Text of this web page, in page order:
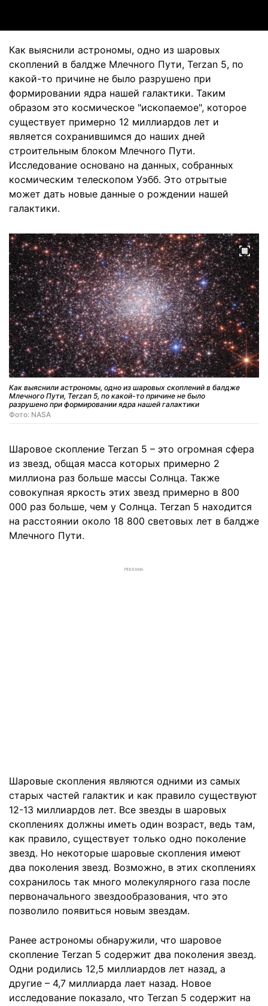
Как выяснили астрономы, одно из шаровых
скоплений в балдже Млечного Пути, Terzan 5, по
какой-то причине не было разрушено при
формировании ядра нашей галактики. Таким
образом это космическое "ископаемое", которое
существует примерно 12 миллиардов лет и
является сохранившимся до наших дней
строительным блоком Млечного Пути.
Исследование основано на данных, собранных
космическим телескопом Уэбб. Это отрытые
может дать новые данные о рождении нашей
галактики.
Как выяснили астрономы, одно из шаровых скоплений в балдже
Млечного Пути, Terzan 5, по какой-то причине не было
разрушено при формировании ядра нашей галактики
Фото: NASA
Шаровое скопление Terzan 5 – это огромная сфера
из звезд, общая масса которых примерно 2
миллиона раз больше массы Солнца. Также
совокупная яркость этих звезд примерно в 800
000 раз больше, чем у Солнца. Terzan 5 находится
на расстоянии около 18 800 световых лет в балдже
Млечного Пути.
РЕКЛАМА
Шаровые скопления являются одними из самых
старых частей галактик и как правило существуют
12-13 миллиардов лет. Все звезды в шаровых
скоплениях должны иметь один возраст, ведь там,
как правило, существует только одно поколение
звезд. Но некоторые шаровые скопления имеют
два поколения звезд. Возможно, в этих скоплениях
сохранилось так много молекулярного газа после
первоначального звездообразования, что это
позволило появиться новым звездам.
Ранее астрономы обнаружили, что шаровое
скопление Terzan 5 содержит два поколения звезд.
Одни родились 12,5 миллиардов лет назад, а
другие – 4,7 миллиарда лает назад. Новое
исследование показало, что Terzan 5 содержит на